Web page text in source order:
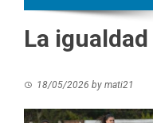
La
18/05/2026 by mati21